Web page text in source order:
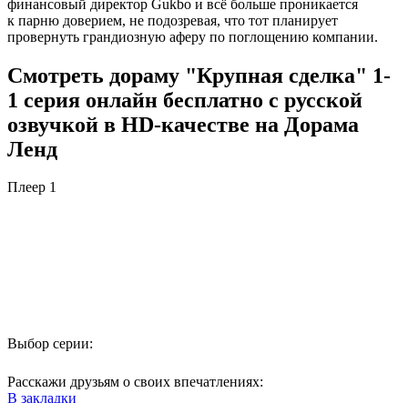
финансовый директор Gukbo и всё больше проникается
к парню доверием, не подозревая, что тот планирует
провернуть грандиозную аферу по поглощению компании.
Смотреть дораму "Крупная сделка" 1-
1 серия онлайн бесплатно с русской
озвучкой в HD-качестве на Дорама
Ленд
Плеер 1
Выбор серии:
Расскажи друзьям о своих впечатлениях:
В закладки